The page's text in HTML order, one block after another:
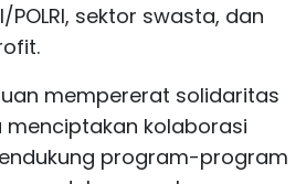
sektor swasta, dan
mempererat solidaritas
kolaborasi
program-program